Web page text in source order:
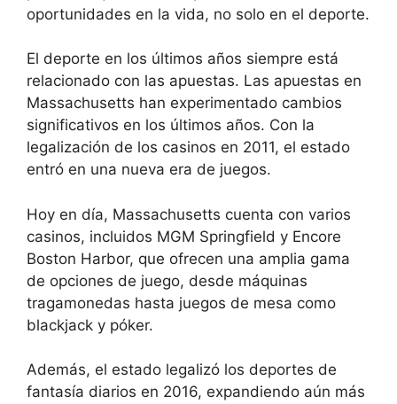
oportunidades en la vida, no solo en el deporte.
El deporte en los últimos años siempre está
relacionado con las apuestas. Las apuestas en
Massachusetts han experimentado cambios
significativos en los últimos años. Con la
legalización de los casinos en 2011, el estado
entró en una nueva era de juegos.
Hoy en día, Massachusetts cuenta con varios
casinos, incluidos MGM Springfield y Encore
Boston Harbor, que ofrecen una amplia gama
de opciones de juego, desde máquinas
tragamonedas hasta juegos de mesa como
blackjack y póker.
Además, el estado legalizó los deportes de
fantasía diarios en 2016, expandiendo aún más